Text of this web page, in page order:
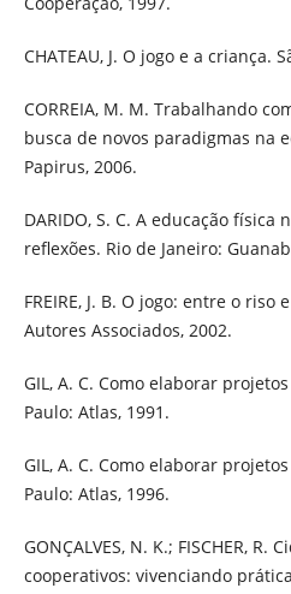
CHATEAU, J. O jogo e a criança.
CORREIA, M. M. Trabalhando
busca de novos paradigmas na
Papirus, 2006.
DARIDO, S. C. A educação física
reflexões. Rio de Janeiro:
FREIRE, J. B. O jogo: entre o riso
Autores Associados, 2002.
GIL, A. C. Como elaborar
Paulo: Atlas, 1991.
GIL, A. C. Como elaborar
Paulo: Atlas, 1996.
GONÇALVES, N. K.; FISCHER, R.
cooperativos: vivenciando